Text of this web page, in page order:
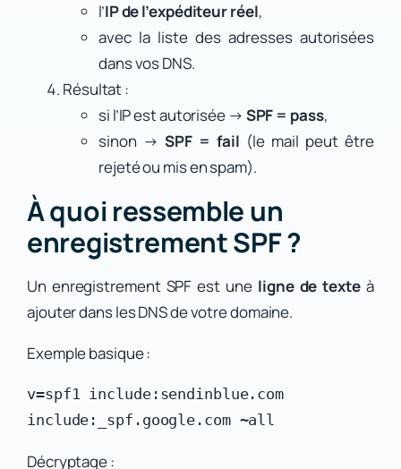
l’IP de l’expéditeur réel,
avec la liste des adresses autorisées
dans vos DNS.
Résultat :
si l’IP est autorisée → SPF = pass,
sinon →SPF = fail (le mail peut être
rejeté ou mis en spam).
À quoi ressemble un
enregistrement SPF ?
Un enregistrement SPF est une ligne de texte à
ajouter dans les DNS de votre domaine.
Exemple basique :
v=spf1 include:sendinblue.com
Décryptage :